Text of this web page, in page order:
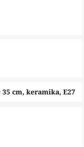
cm, keramika, E27